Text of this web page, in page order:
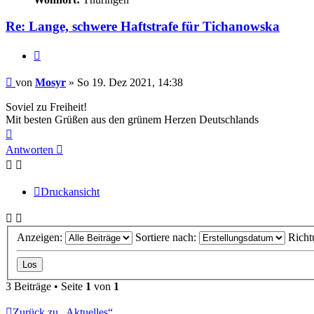
Re: Lange, schwere Haftstrafe für Tichanowska
Beitrag
von Mosyr » So 19. Dez 2021, 14:38
Soviel zu Freiheit!
Mit besten Grüßen aus den grünem Herzen Deutschlands
oben
Antworten
Druckansicht
Anzeigen: Sortiere nach:
3 Beiträge • Seite 1 von 1